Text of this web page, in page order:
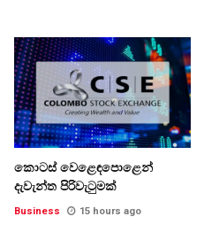
කොටස් වෙළෙඳපොළෙන්
දැවැන්ත පිරිවැටුමක්
Business 15 hours ago